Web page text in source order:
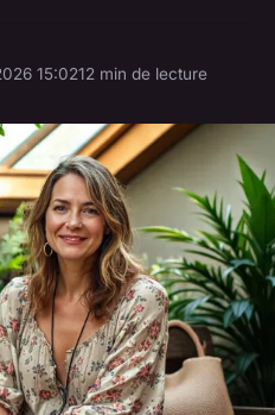
15:0212 min de lecture